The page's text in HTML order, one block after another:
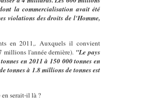
la commercialisation avait été
violations des droits de l'Homme,
en 2011,. Auxquels il convient
millions l'année dernière). "Le pays
en 2011 à 150 000 tonnes en
tonnes à 1.8 millions de tonnes est
serait-il là ?